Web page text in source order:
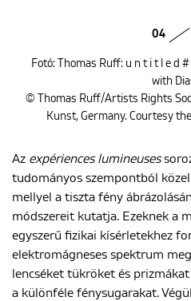
04
Fotó: Thomas Ruff: u n t i t l e d
with
© Thomas Ruff/Artists Rights
Kunst, Germany. Courtesy
Az expériences lumineuses
tudományos szempontból
mellyel a tiszta fény
módszereit kutatja. Ezeknek a
egyszerű fizikai kísérletekhez
elektromágneses spektrum
lencséket tükröket és
a különféle fénysugarakat.